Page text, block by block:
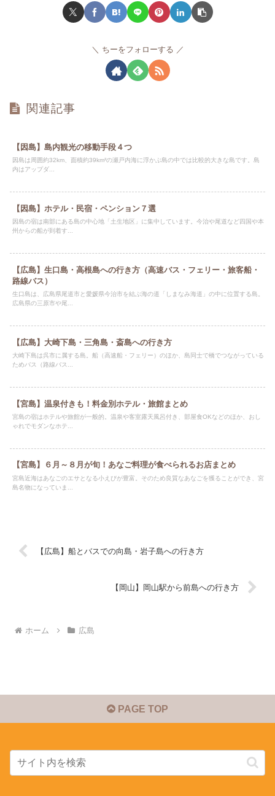
ちーをフォローする
関連記事
【因島】島内観光の移動手段４つ
因島は周囲約32km、面積約39km²の瀬戸内海に浮かぶ島の中では比較的大きな島です。島
内はアップダ...
【因島】ホテル・民宿・ペンション７選
因島の宿は南部にある島の中心地「土生地区」に集中しています。今治や尾道など四国や本
州からの船が到着す...
【広島】生口島・高根島への行き方（高速バス・フェリー・旅客船・
路線バス）
生口島は、広島県尾道市と愛媛県今治市を結ぶ海の道「しまなみ海道」の中に位置する島。
広島県の三原市や尾...
【広島】大崎下島・三角島・斎島への行き方
大崎下島は呉市に属する島。船（高速船・フェリー）のほか、島同士で橋でつながっている
ためバス（路線バス...
【宮島】温泉付きも！料金別ホテル・旅館まとめ
宮島の宿はホテルや旅館が一般的。温泉や客室露天風呂付き、部屋食OKなどのほか、おし
ゃれでモダンなホテ...
【宮島】６月～８月が旬！あなご料理が食べられるお店まとめ
宮島近海はあなごのエサとなる小えびが豊富。そのため良質なあなごを獲ることができ、宮
島名物になっていま...
【広島】船とバスでの向島・岩子島への行き方
【岡山】岡山駅から前島への行き方
ホーム 広島
PAGE TOP